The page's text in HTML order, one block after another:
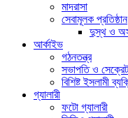
মাদরাসা
সেবামূলক প্রতিষ্ঠান
দুস্থ ও
আর্কাইভ
গঠনতন্ত্র
সভাপতি ও
বিশিষ্ট ইসলামী
গ্যালারী
ফটো গ্যালারী